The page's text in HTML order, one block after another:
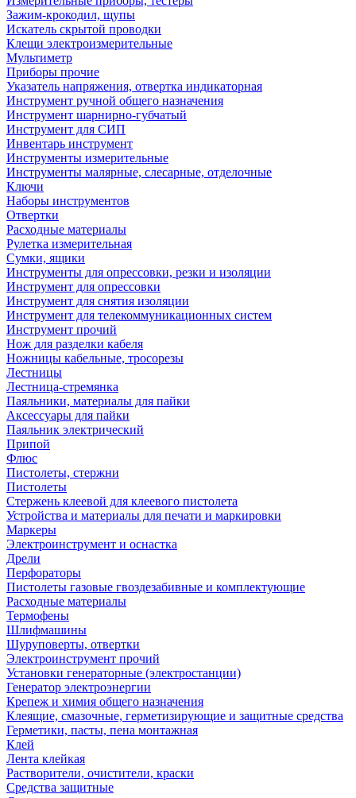
Зажим-крокодил, щупы
Искатель скрытой проводки
Клещи электроизмерительные
Мультиметр
Приборы прочие
Указатель напряжения, отвертка индикаторная
Инструмент ручной общего назначения
Инструмент шарнирно-губчатый
Инструмент для СИП
Инвентарь инструмент
Инструменты измерительные
Инструменты малярные, слесарные, отделочные
Ключи
Наборы инструментов
Отвертки
Расходные материалы
Рулетка измерительная
Сумки, ящики
Инструменты для опрессовки, резки и изоляции
Инструмент для опрессовки
Инструмент для снятия изоляции
Инструмент для телекоммуникационных систем
Инструмент прочий
Нож для разделки кабеля
Ножницы кабельные, тросорезы
Лестницы
Лестница-стремянка
Паяльники, материалы для пайки
Аксессуары для пайки
Паяльник электрический
Припой
Флюс
Пистолеты, стержни
Пистолеты
Стержень клеевой для клеевого пистолета
Устройства и материалы для печати и маркировки
Маркеры
Электроинструмент и оснастка
Дрели
Перфораторы
Пистолеты газовые гвоздезабивные и комплектующие
Расходные материалы
Термофены
Шлифмашины
Шуруповерты, отвертки
Электроинструмент прочий
Установки генераторные (электростанции)
Генератор электроэнергии
Крепеж и химия общего назначения
Клеящие, смазочные, герметизирующие и защитные средства
Герметики, пасты, пена монтажная
Клей
Лента клейкая
Растворители, очистители, краски
Средства защитные